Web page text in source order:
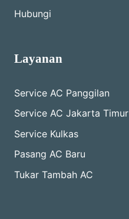
Hubungi
Layanan
Service AC Panggilan
Service AC Jakarta Timur
Service Kulkas
Pasang AC Baru
Tukar Tambah AC